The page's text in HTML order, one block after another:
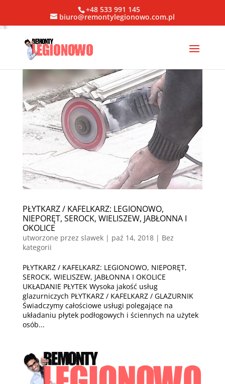
+48 533 991 145
biuro@remontylegionowo.com.pl
PŁYTKARZ / KAFELKARZ: LEGIONOWO,
NIEPORĘT, SEROCK, WIELISZEW, JABŁONNA I
OKOLICE
utworzone przez slawek| paź 14, 2018| Bez
kategorii
PŁYTKARZ / KAFELKARZ: LEGIONOWO, NIEPORĘT,
SEROCK, WIELISZEW, JABŁONNA I OKOLICE
UKŁADANIE PŁYTEK Wysoka jakość usług
glazurniczych PŁYTKARZ / KAFELKARZ / GLAZURNIK
Świadczymy całościowe usługi polegające na
układaniu płytek podłogowych i ściennych na użytek
osób...